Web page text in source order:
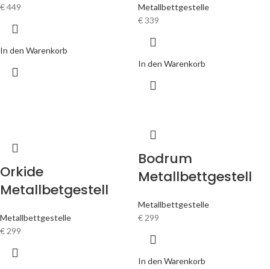
€449
In den Warenkorb
Metallbettgestelle
€339
In den Warenkorb
Orkide
Metallbetgestell
Metallbettgestelle
€299
Bodrum
Metallbettgestell
Metallbettgestelle
€299
In den Warenkorb